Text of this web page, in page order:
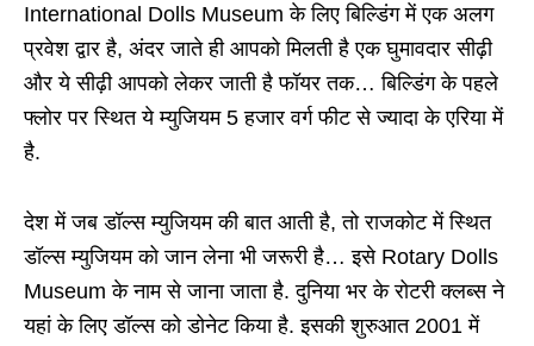
International Dolls Museum के लिए बिल्डिंग में एक अलग
प्रवेश द्वार है, अंदर जाते ही आपको मिलती है एक घुमावदार सीढ़ी
और ये सीढ़ी आपको लेकर जाती है फॉयर तक… बिल्डिंग के पहले
फ्लोर पर स्थित ये म्युजियम 5 हजार वर्ग फीट से ज्यादा के एरिया में
है.
देश में जब डॉल्स म्युजियम की बात आती है, तो राजकोट में स्थित
डॉल्स म्युजियम को जान लेना भी जरूरी है… इसे Rotary Dolls
Museum के नाम से जाना जाता है. दुनिया भर के रोटरी क्लब्स ने
यहां के लिए डॉल्स को डोनेट किया है. इसकी शुरुआत 2001 में